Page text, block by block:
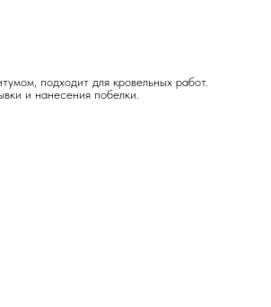
подходит для кровельных работ.
и нанесения побелки.